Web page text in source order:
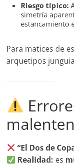
Riesgo típico:
simetría
estancamiento
Para matices de
arquetipos
“El Dos de
Realidad: es